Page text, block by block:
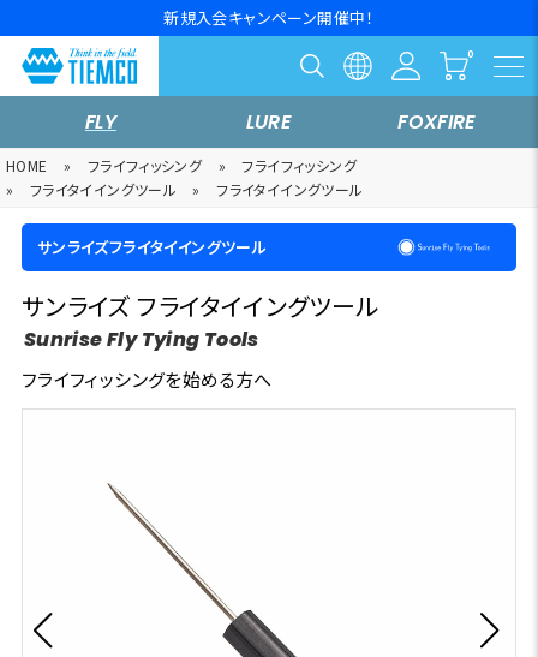
新規入会キャンペーン開催中！
FLY LURE FOXFIRE
HOME » フライフィッシング »
フライフィッシング
»
フライタイイングツール » フライタイイングツール
サンライズフライタイイングツール
サンライズ フライタイイングツール
Sunrise Fly Tying Tools
フライフィッシングを始める方へ